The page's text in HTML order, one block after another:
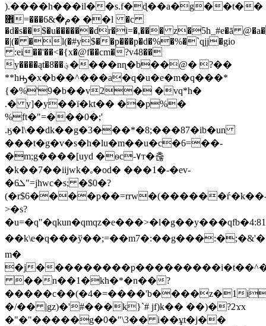
).����h���il��s.f�ɖ��a�g��t��
܎=���م�&6� ��l �c
�d�s��$�u������dr�i=�,��� z�5h_#e�ā
�|(� �l(�#y$��p���p�d�%�%�`qjj�gio
:ei��'��<�{x�@f��cm�?v48��
y����ąt�8��؋����nɳ�b��@� ?��
**hԣ�x�b��^���a�q�u�e�m�q���*
{�%'9�b��v2� �vq*h�
.� y]�y��ї�kt�� ��p%�
%ft�"=���0�;'
.ӄ�l\��dk��g�3���*�8;���87�ib�un
���t�g�v�s�h�lu�m��u�c�6=��-
�m;g����[uyd �ѳc-٧т�춚
�k��7��iijwk�ₑ�od� ���1�-�ev-
�6ܠ"=jhwc�s; �$0�?
>�s?
�u=�q"�qkun�qmqz�e���>�l�g��y���qfb�4:81
m�
�j�
��n��1�kh�*�n��?
�����c��(�4�=����'b����z�1
�/�� |gz)�'#���k}`# jf)k�� ��)�?2ϫx
�"�"�����g�0�"\3�� i��ұt�j��